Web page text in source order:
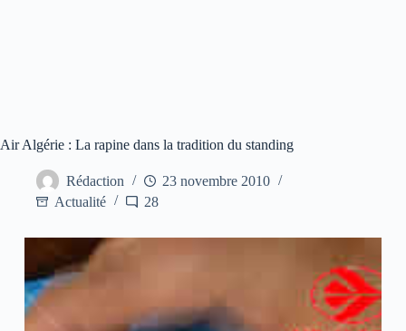
Air Algérie : La rapine dans la tradition du standing
Rédaction
23 novembre 2010
Actualité
28